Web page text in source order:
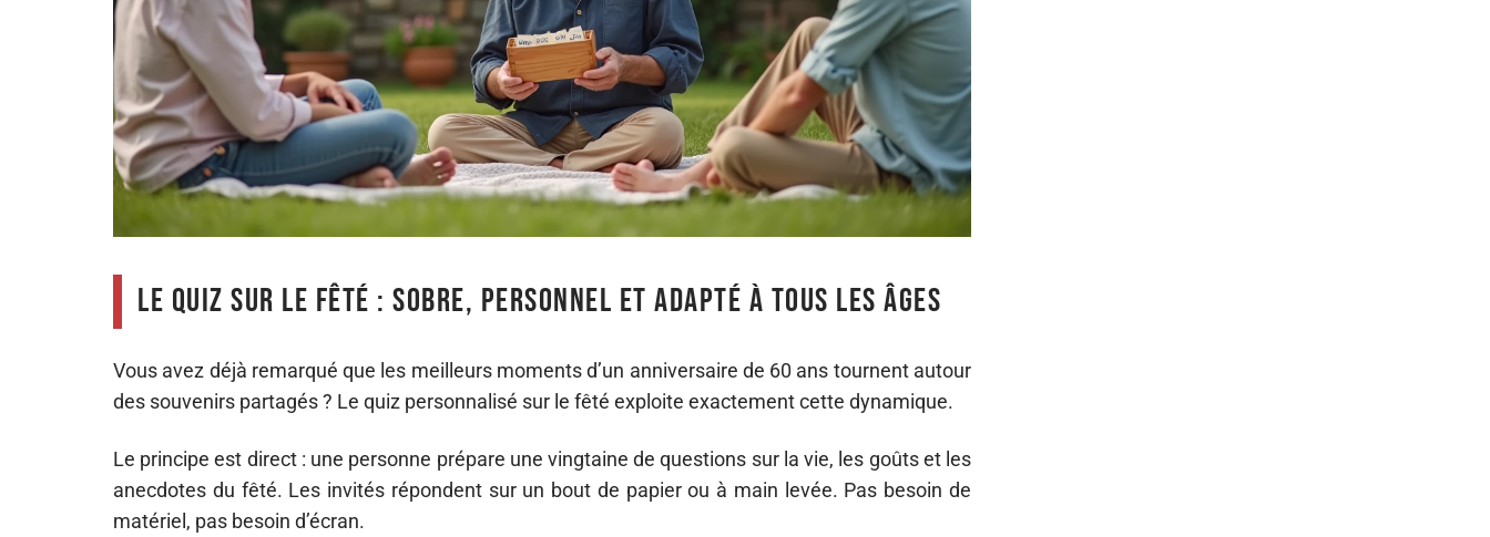
Le quiz sur le fêté : sobre, personnel et adapté à tous les âges
Vous avez déjà remarqué que les meilleurs moments d’un anniversaire de 60 ans tournent autour
des souvenirs partagés ? Le quiz personnalisé sur le fêté exploite exactement cette dynamique.
Le principe est direct : une personne prépare une vingtaine de questions sur la vie, les goûts et les
anecdotes du fêté. Les invités répondent sur un bout de papier ou à main levée. Pas besoin de
matériel, pas besoin d’écran.